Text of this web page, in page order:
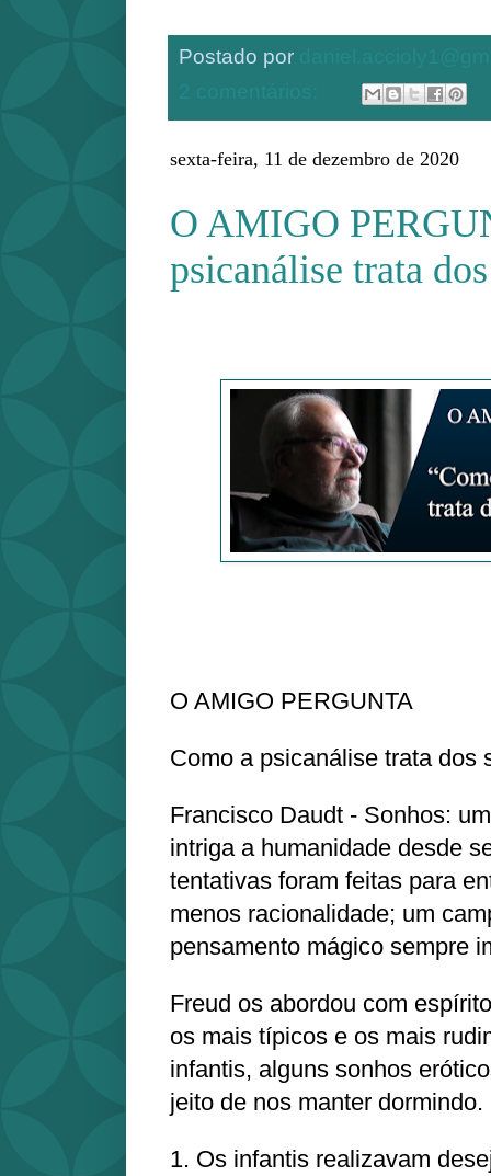
Postado por
sexta-feira, 11 de dezembro de 2020
O AMIGO
psicanálise trata
O AMIGO PERGUNTA
Como a psicanálise trata dos
Francisco Daudt - Sonhos:
intriga a humanidade desde
tentativas foram feitas para
menos racionalidade; um
pensamento mágico sempre
Freud os abordou com
os mais típicos e os mais
infantis, alguns sonhos
jeito de nos manter dormindo.
1. Os infantis realizavam